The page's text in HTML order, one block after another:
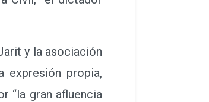
y la asociación
expresión propia,
“la gran afluencia